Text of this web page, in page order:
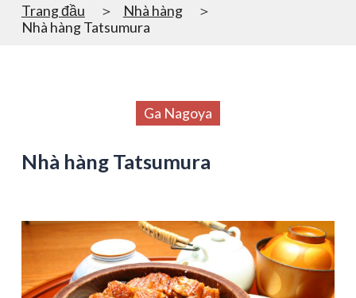
Trang đầu
Nhà hàng
Nhà hàng Tatsumura
Ga Nagoya
Nhà hàng Tatsumura